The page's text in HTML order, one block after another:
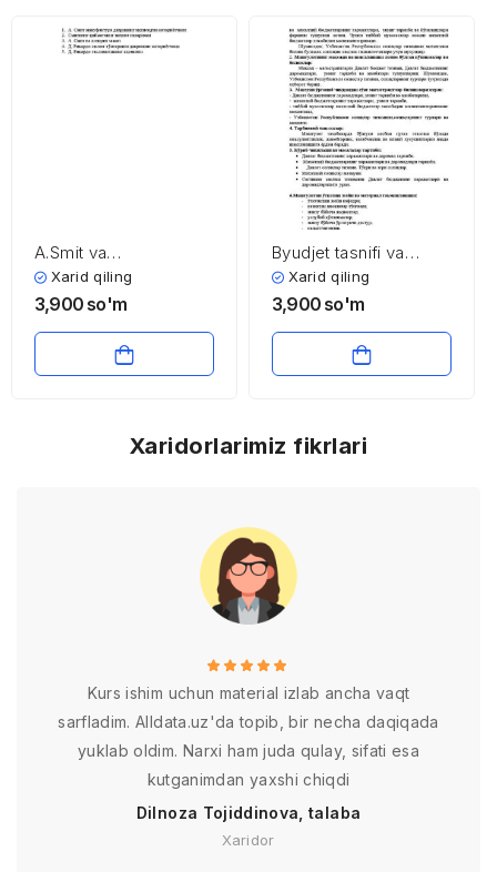
A.Smit va
D.Rikardolarning
iqtisodiy ta’limotlari
Xarid qiling
3,900 so'm
Byudjet tasnifi va
byudjet xarajatlari
Xarid qiling
3,900 so'm
Xaridorlarimiz fikrlari
Kurs ishim uchun material izlab ancha vaqt
sarfladim. Alldata.uz'da topib, bir necha daqiqada
yuklab oldim. Narxi ham juda qulay, sifati esa
kutganimdan yaxshi chiqdi
Dilnoza Tojiddinova, talaba
Xaridor